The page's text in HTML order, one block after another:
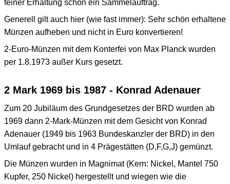
feiner Erhaltung schon ein Sammelauftrag.
Generell gilt auch hier (wie fast immer): Sehr schön erhaltene
Münzen aufheben und nicht in Euro konvertieren!
2-Euro-Münzen mit dem Konterfei von Max Planck wurden
per 1.8.1973 außer Kurs gesetzt.
2 Mark 1969 bis 1987 - Konrad Adenauer
Zum 20 Jubiläum des Grundgesetzes der BRD wurden ab
1969 dann 2-Mark-Münzen mit dem Gesicht von Konrad
Adenauer (1949 bis 1963 Bundeskanzler der BRD) in den
Umlauf gebracht und in 4 Prägestätten (D,F,G,J) gemünzt.
Die Münzen wurden in Magnimat (Kern: Nickel, Mantel 750
Kupfer, 250 Nickel) hergestellt und wiegen wie die